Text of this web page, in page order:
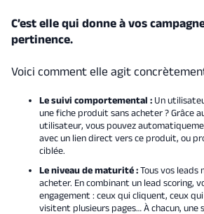
C’est elle qui donne à vos
pertinence.
Voici comment elle agit
Le suivi comportemental : Un
une fiche produit sans acheter ? Grâce
utilisateur, vous pouvez
avec un lien direct vers ce produit, ou
ciblée.
Le niveau de maturité : Tous vos leads
acheter. En combinant un lead scoring,
engagement : ceux qui cliquent, ceux
visitent plusieurs pages… À chacun, une